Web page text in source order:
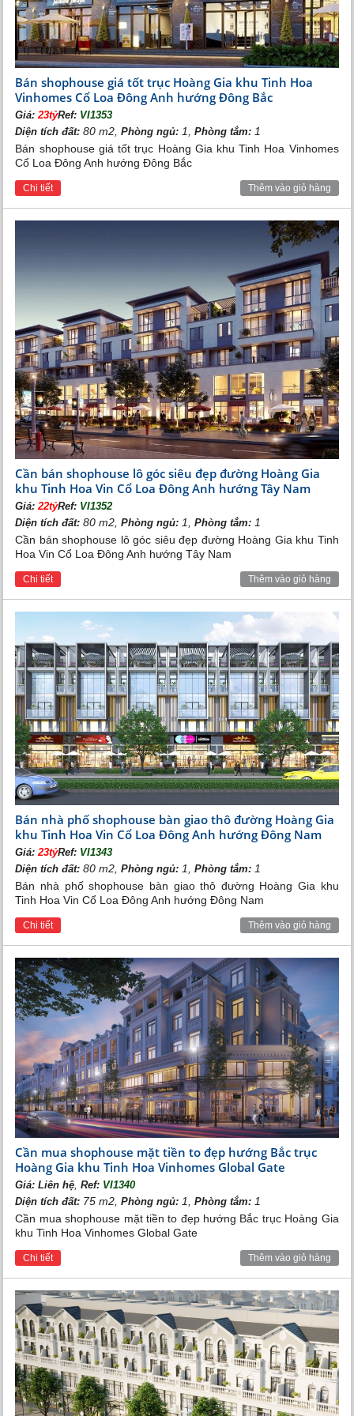
Bán shophouse giá tốt trục Hoàng Gia khu Tinh Hoa
Vinhomes Cổ Loa Đông Anh hướng Đông Bắc
Giá:23tỷRef: VI1353
Diện tích đất: 80 m2,Phòng ngủ: 1,Phòng tắm: 1
Bán shophouse giá tốt trục Hoàng Gia khu Tinh Hoa Vinhomes
Cổ Loa Đông Anh hướng Đông Bắc
Chi tiết Thêm vào giỏ hàng
Cần bán shophouse lô góc siêu đẹp đường Hoàng Gia
khu Tinh Hoa Vin Cổ Loa Đông Anh hướng Tây Nam
Giá:22tỷRef: VI1352
Diện tích đất: 80 m2,Phòng ngủ: 1,Phòng tắm: 1
Cần bán shophouse lô góc siêu đẹp đường Hoàng Gia khu Tinh
Hoa Vin Cổ Loa Đông Anh hướng Tây Nam
Chi tiết Thêm vào giỏ hàng
Bán nhà phố shophouse bàn giao thô đường Hoàng Gia
khu Tinh Hoa Vin Cổ Loa Đông Anh hướng Đông Nam
Giá:23tỷRef: VI1343
Diện tích đất: 80 m2,Phòng ngủ: 1,Phòng tắm: 1
Bán nhà phố shophouse bàn giao thô đường Hoàng Gia khu
Tinh Hoa Vin Cổ Loa Đông Anh hướng Đông Nam
Chi tiết Thêm vào giỏ hàng
Cần mua shophouse mặt tiền to đẹp hướng Bắc trục
Hoàng Gia khu Tinh Hoa Vinhomes Global Gate
Giá:Liên hệ ,Ref: VI1340
Diện tích đất: 75 m2,Phòng ngủ: 1,Phòng tắm: 1
Cần mua shophouse mặt tiền to đẹp hướng Bắc trục Hoàng Gia
khu Tinh Hoa Vinhomes Global Gate
Chi tiết Thêm vào giỏ hàng